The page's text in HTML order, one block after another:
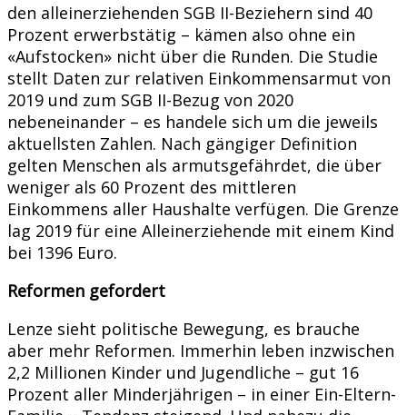
den alleinerziehenden SGB II-Beziehern sind 40
Prozent erwerbstätig – kämen also ohne ein
«Aufstocken» nicht über die Runden. Die Studie
stellt Daten zur relativen Einkommensarmut von
2019 und zum SGB II-Bezug von 2020
nebeneinander – es handele sich um die jeweils
aktuellsten Zahlen. Nach gängiger Definition
gelten Menschen als armutsgefährdet, die über
weniger als 60 Prozent des mittleren
Einkommens aller Haushalte verfügen. Die Grenze
lag 2019 für eine Alleinerziehende mit einem Kind
bei 1396 Euro.
Reformen gefordert
Lenze sieht politische Bewegung, es brauche
aber mehr Reformen. Immerhin leben inzwischen
2,2 Millionen Kinder und Jugendliche – gut 16
Prozent aller Minderjährigen – in einer Ein-Eltern-